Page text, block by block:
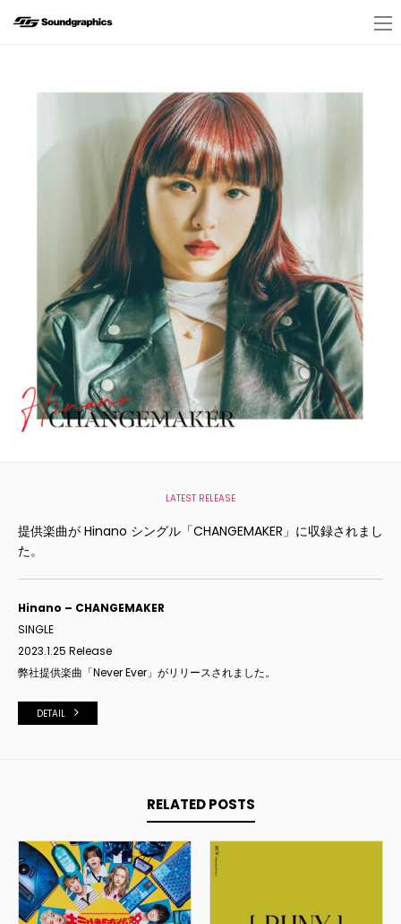
LATEST RELEASE
提供楽曲が Hinano シングル「CHANGEMAKER」に収録されまし
た。
Hinano – CHANGEMAKER
SINGLE
2023.1.25 Release
弊社提供楽曲「Never Ever」がリリースされました。
DETAIL
RELATED POSTS